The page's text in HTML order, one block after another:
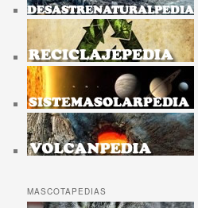
MASCOTAPEDIAS